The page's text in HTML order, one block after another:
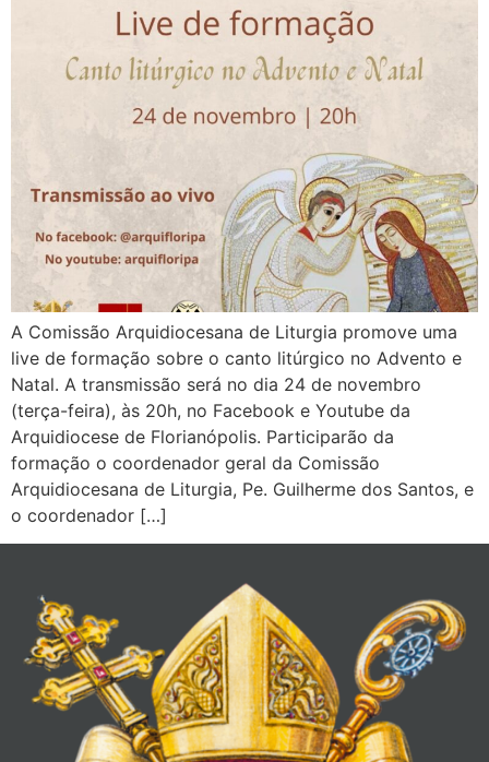
A Comissão Arquidiocesana de Liturgia promove uma
live de formação sobre o canto litúrgico no Advento e
Natal. A transmissão será no dia 24 de novembro
(terça-feira), às 20h, no Facebook e Youtube da
Arquidiocese de Florianópolis. Participarão da
formação o coordenador geral da Comissão
Arquidiocesana de Liturgia, Pe. Guilherme dos Santos, e
o coordenador […]